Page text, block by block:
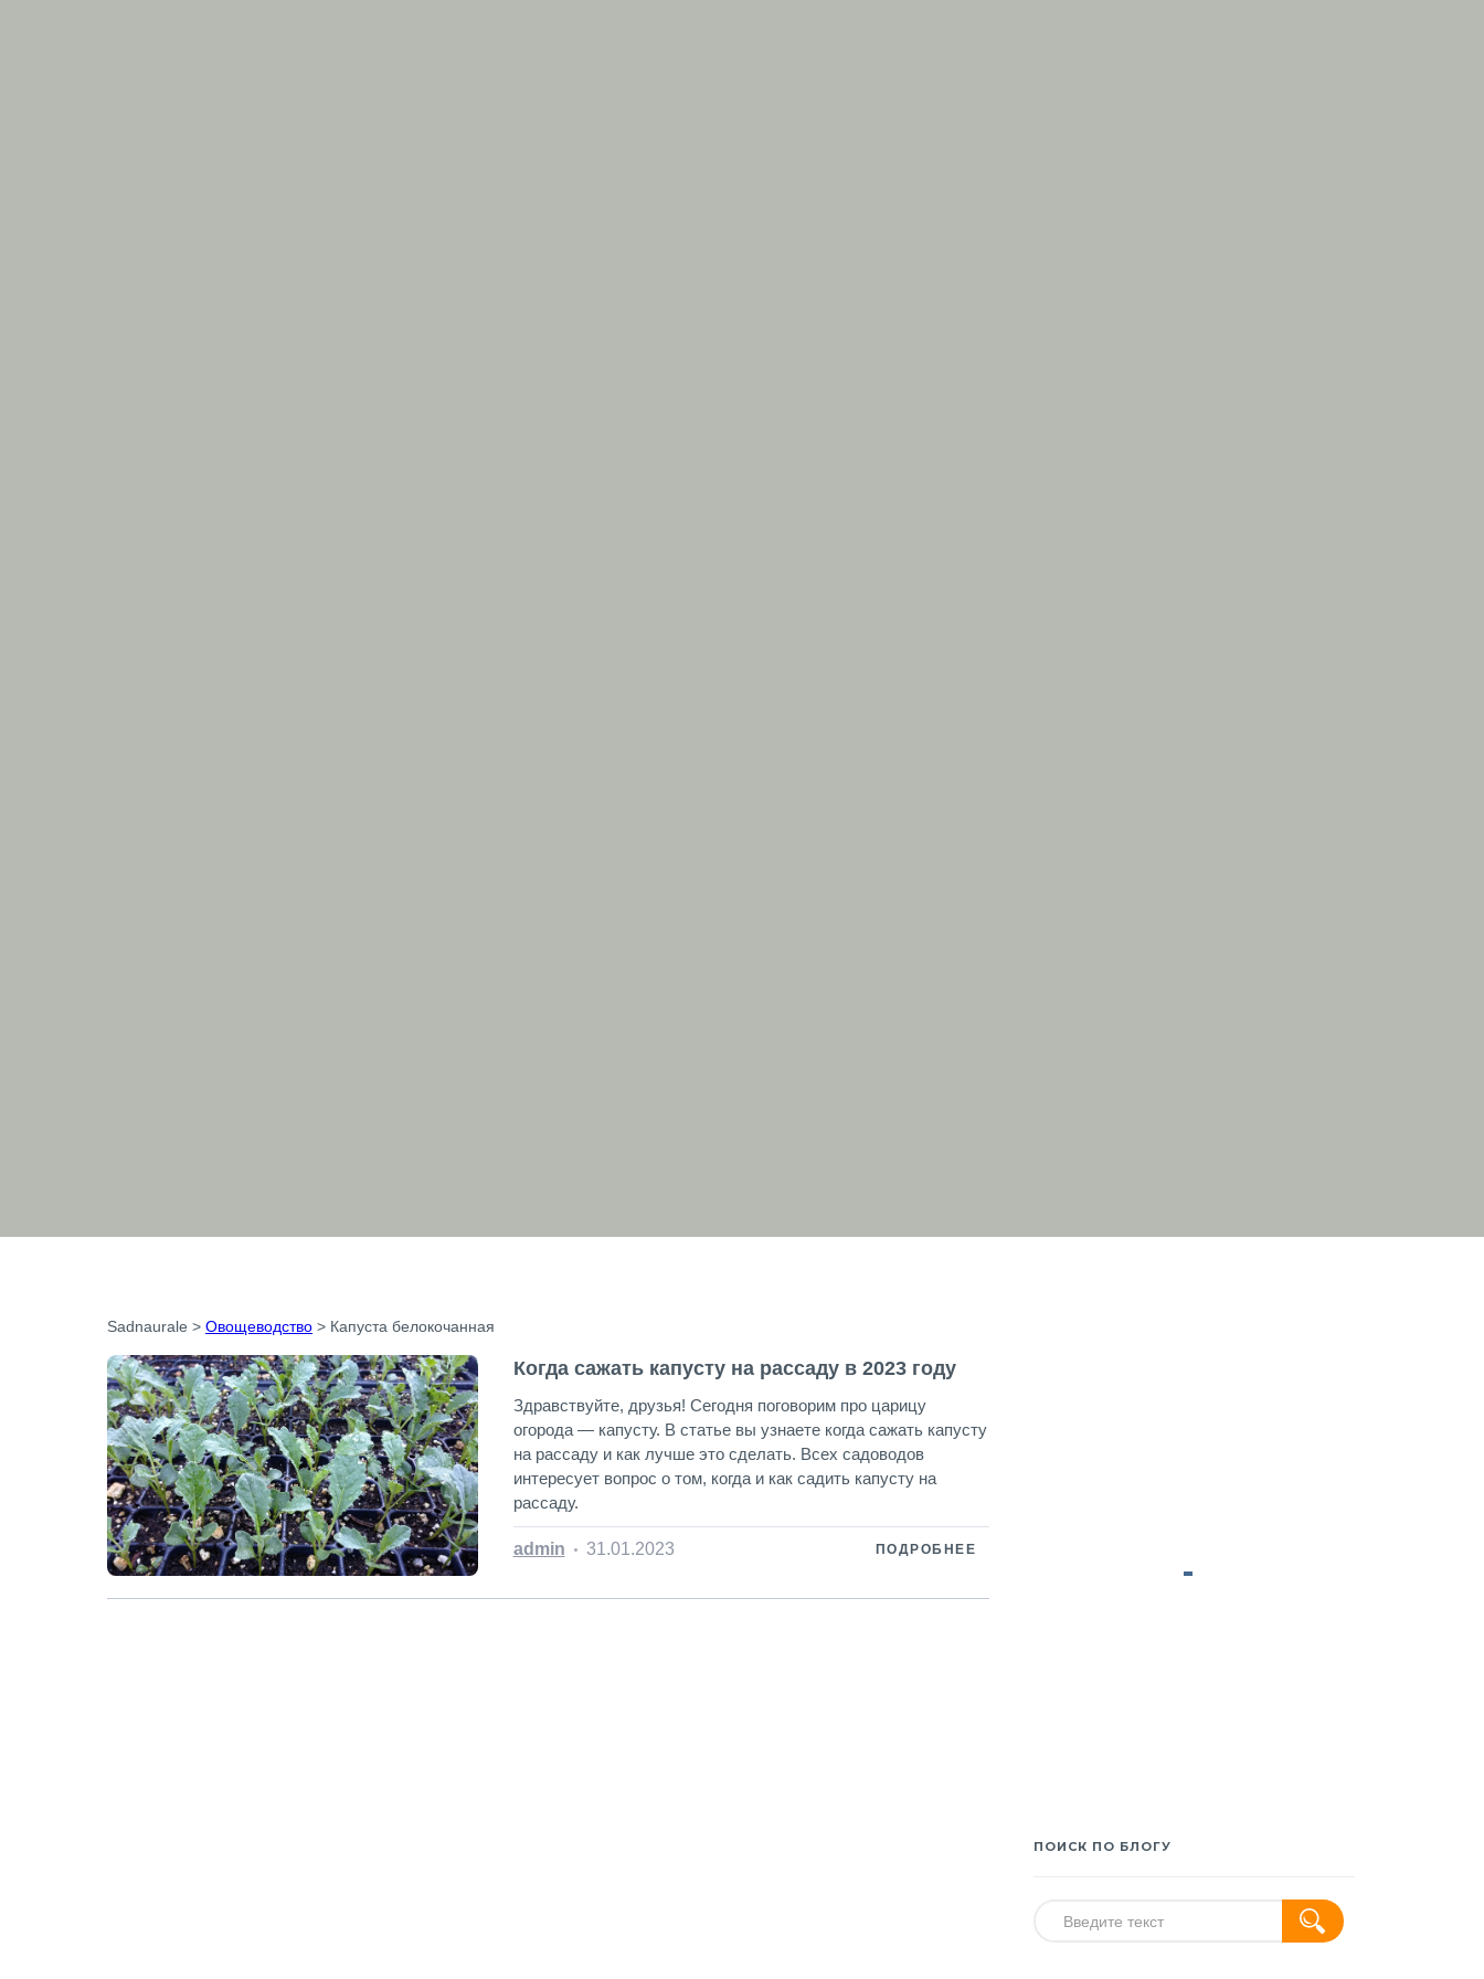
Sadnaurale > Овощеводство > Капуста белокочанная
Когда сажать капусту на рассаду в 2023 году
Здравствуйте, друзья! Сегодня поговорим про царицу
огорода — капусту. В статье вы узнаете когда сажать капусту
на рассаду и как лучше это сделать. Всех садоводов
интересует вопрос о том, когда и как садить капусту на
рассаду.
admin 31.01.2023 ПОДРОБНЕЕ
ПОИСК ПО БЛОГУ